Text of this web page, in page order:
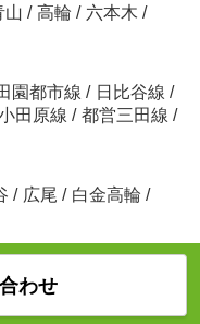
山 / 高輪 / 六本木 /
園都市線 / 日比谷線 /
田原線 / 都営三田線 /
/ 広尾 / 白金高輪 /
わせ